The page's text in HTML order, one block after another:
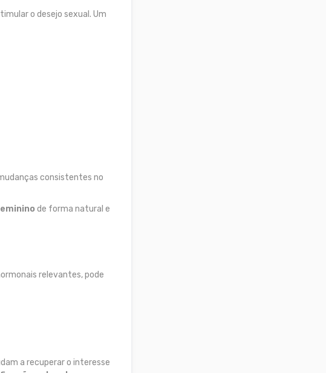
o desejo sexual. Um
consistentes no
de forma natural e
relevantes, pode
a recuperar o interesse